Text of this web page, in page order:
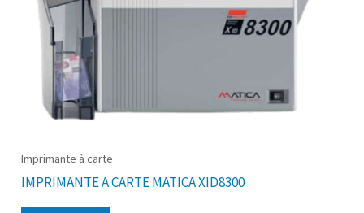
Imprimante à carte
IMPRIMANTE A CARTE MATICA XID8300